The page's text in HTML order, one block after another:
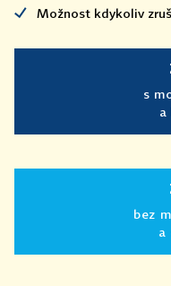
Možnost kdykoliv
s
a
bez
a